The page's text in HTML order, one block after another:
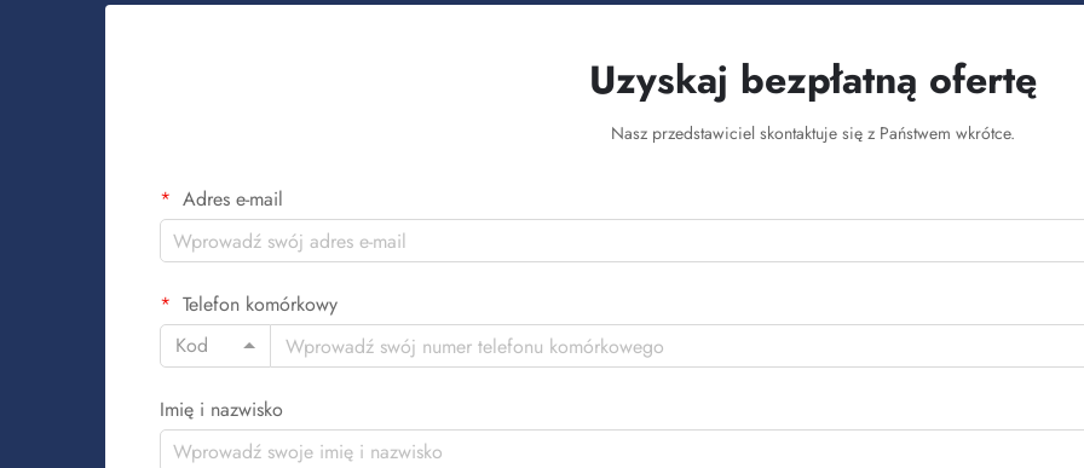
Uzyskaj bezpłatną ofertę
Nasz przedstawiciel skontaktuje się z Państwem wkrótce.
Adres e-mail
Telefon komórkowy
Kod
Imię i nazwisko